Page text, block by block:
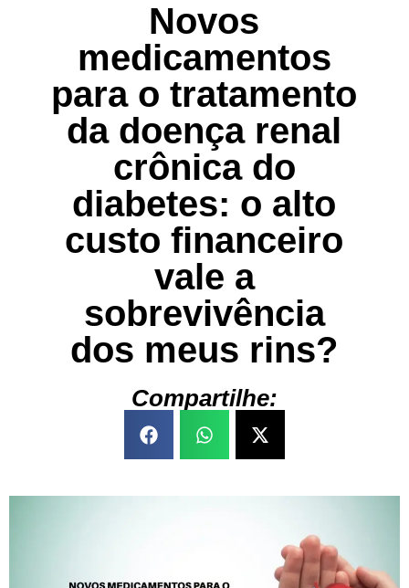
Novos
medicamentos
para o tratamento
da doença renal
crônica do
diabetes: o alto
custo financeiro
vale a
sobrevivência
dos meus rins?
Compartilhe: